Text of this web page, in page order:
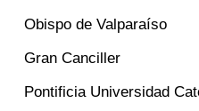
Obispo de Valparaíso
Gran Canciller
Pontificia Universidad